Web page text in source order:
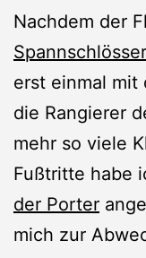
Nachdem der
Spannschlösser
erst einmal
die Rangierer
mehr so viele
Fußtritte habe
der Porter
mich zur